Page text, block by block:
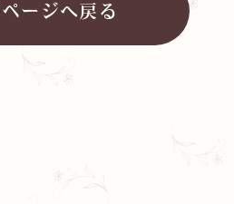
のお問い合わせ
ページへ戻る